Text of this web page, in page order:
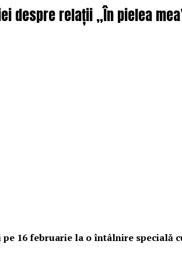
despre relații „În pielea
16 februarie la o întâlnire specială